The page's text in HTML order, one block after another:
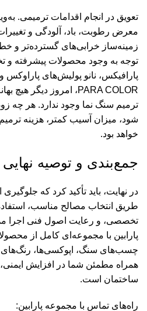
تعویق در انجام اقدامات ترمیمی.
معرض رطوبت، باد، آلودگی و
زمینه‌ساز خرابی‌های گسترده‌تر و
توجه به وجود محصولات پیشرفته و
پارافیکس، نانو پولیش‌های پاراوکس و
PARA COLOR، امروز دیگر هیچ
ترمیم سنگ نما وجود ندارد. هر چه
شود، میزان آسیب کمتر، هزینه ترمیم
خواهد بود.
جمع‌بندی و توصیه نهایی
در نهایت، باید تأکید کرد که
طریق انتخاب مصالح مناسب،
تخصصی، و رعایت اصول فنی اجرا
پارابین با مجموعه‌ای کامل از
چسب‌های سنگ، اپوکسی‌ها، رنگ‌های
همراه مطمئن شما در افزایش ایمنی،
ساختمان است.
راه‌های تماس با مجموعه پارابین: